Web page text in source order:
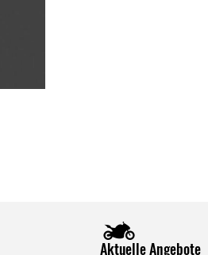
Aktuelle Angebote